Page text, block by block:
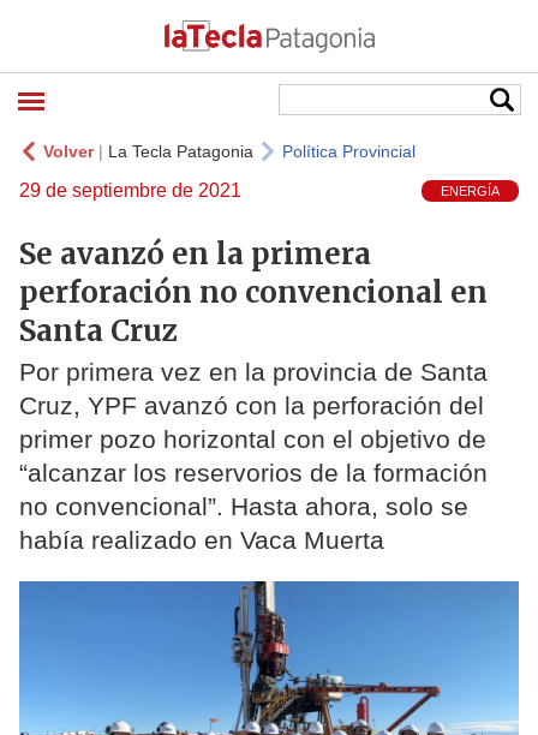
Volver| La Tecla Patagonia Política Provincial
29 de septiembre de 2021 ENERGÍA
Se avanzó en la primera
perforación no convencional en
Santa Cruz
Por primera vez en la provincia de Santa
Cruz, YPF avanzó con la perforación del
primer pozo horizontal con el objetivo de
“alcanzar los reservorios de la formación
no convencional”. Hasta ahora, solo se
había realizado en Vaca Muerta